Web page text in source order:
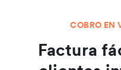
COBRO EN
Factura